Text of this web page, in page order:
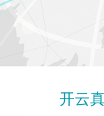
开云